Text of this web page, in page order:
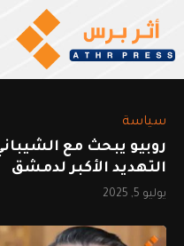
سياسة
روبيو يبحث مع
التهديد الأكبر لدمشق
يوليو 5, 2025